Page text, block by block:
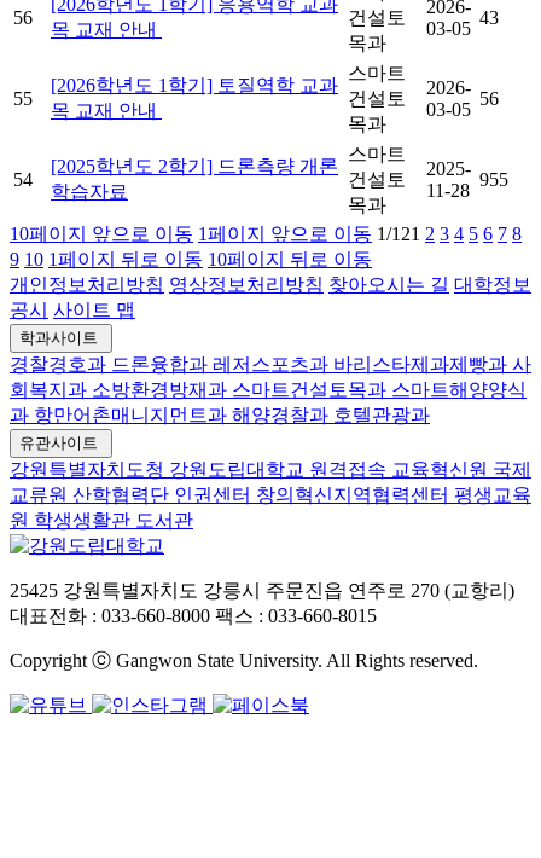
56
목 교재 안내
건설토
목과
2026-
03-05
43
55
[2026학년도 1학기] 토질역학 교과
목 교재 안내
스마트
건설토
목과
2026-
03-05
56
54
[2025학년도 2학기] 드론측량 개론
학습자료
스마트
건설토
목과
2025-
11-28
955
10페이지 앞으로 이동 1페이지 앞으로 이동 1/121 2 3 4 5 6 7 8
9 10 1페이지 뒤로 이동 10페이지 뒤로 이동
개인정보처리방침 영상정보처리방침 찾아오시는 길 대학정보
공시 사이트 맵
학과사이트
경찰경호과 드론융합과 레저스포츠과 바리스타제과제빵과 사
회복지과 소방환경방재과 스마트건설토목과 스마트해양양식
과 항만어촌매니지먼트과 해양경찰과 호텔관광과
유관사이트
강원특별자치도청 강원도립대학교 원격접속 교육혁신원 국제
교류원 산학협력단 인권센터 창의혁신지역협력센터 평생교육
원 학생생활관 도서관
25425 강원특별자치도 강릉시 주문진읍 연주로 270 (교항리)
대표전화 : 033-660-8000 팩스 : 033-660-8015
Copyright ⓒ Gangwon State University. All Rights reserved.